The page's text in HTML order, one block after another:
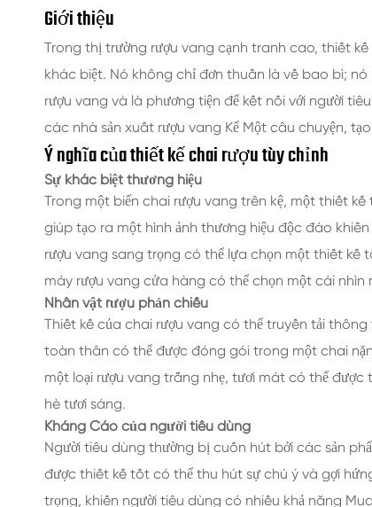
Giới thiệu
Trong thị trường rượu vang cạnh tranh cao, thiết
khác biệt. Nó không chỉ đơn thuần là về bao bì;
rượu vang và là phương tiện để kết nối với người
các nhà sản xuất rượu vang Kể Một câu chuyện,
Ý nghĩa của thiết kế chai rượu tùy chỉnh
Sự khác biệt thương hiệu
Trong một biển chai rượu vang trên kệ, một thiết
giúp tạo ra một hình ảnh thương hiệu độc đáo
rượu vang sang trọng có thể lựa chọn một thiết kế
máy rượu vang cửa hàng có thể chọn một cái nhìn
Nhân vật rượu phản chiếu
Thiết kế của chai rượu vang có thể truyền tải
toàn thân có thể được đóng gói trong một chai
một loại rượu vang trắng nhẹ, tươi mát có thể
hè tươi sáng.
Kháng Cáo của người tiêu dùng
Người tiêu dùng thường bị cuốn hút bởi các sản
được thiết kế tốt có thể thu hút sự chú ý và gợi
trọng, khiến người tiêu dùng có nhiều khả năng